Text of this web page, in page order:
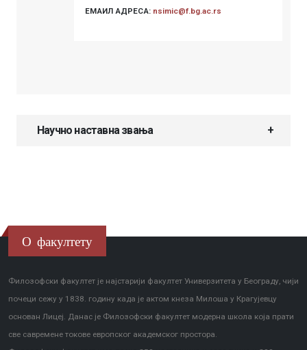
ЕМАИЛ АДРЕСА: nsimic@f.bg.ac.rs
Научно наставна звања
О факултету
Филозофски факултет је најстарији факултет Универзитета у Београду, чији
почеци сежу у 1838. годину када је актом кнеза Милоша у Крагујевцу
основан Лицеј. Данас је Филозофски факултет модерна школа која прати
све савремене токове европског академског простора.